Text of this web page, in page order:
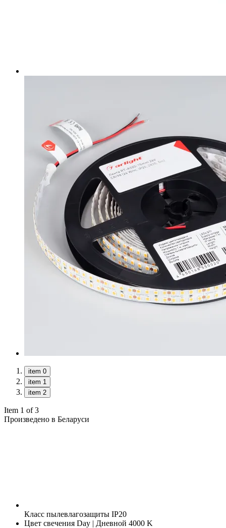
item 0
item 1
item 2
Item 1 of 3
Произведено в Беларуси
Класс пылевлагозащиты IP20
Цвет свечения Day | Дневной 4000 K